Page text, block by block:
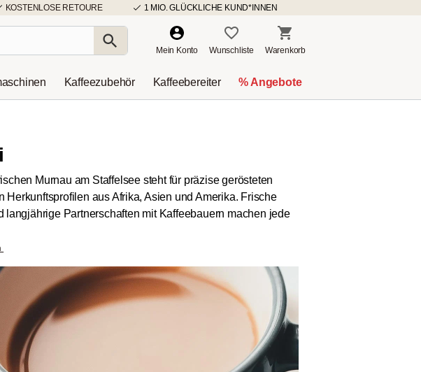
KOSTENLOSE RETOURE 1 MIO. GLÜCKLICHE KUND*INNEN
Mein Konto Wunschliste Warenkorb
Kaffeezubehör Kaffeebereiter % Angebote
Murnau am Staffelsee steht für präzise gerösteten
Herkunftsprofilen aus Afrika, Asien und Amerika. Frische
Partnerschaften mit Kaffeebauern machen jede